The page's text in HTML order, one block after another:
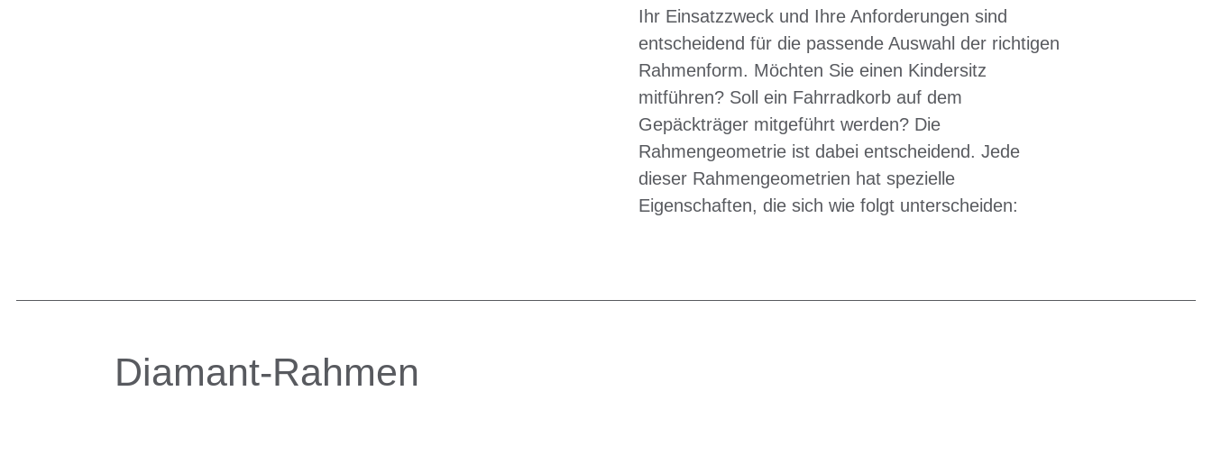
Ihr Einsatzzweck und Ihre Anforderungen sind
entscheidend für die passende Auswahl der richtigen
Rahmenform. Möchten Sie einen Kindersitz
mitführen? Soll ein Fahrradkorb auf dem
Gepäckträger mitgeführt werden? Die
Rahmengeometrie ist dabei entscheidend. Jede
dieser Rahmengeometrien hat spezielle
Eigenschaften, die sich wie folgt unterscheiden:
Diamant-Rahmen